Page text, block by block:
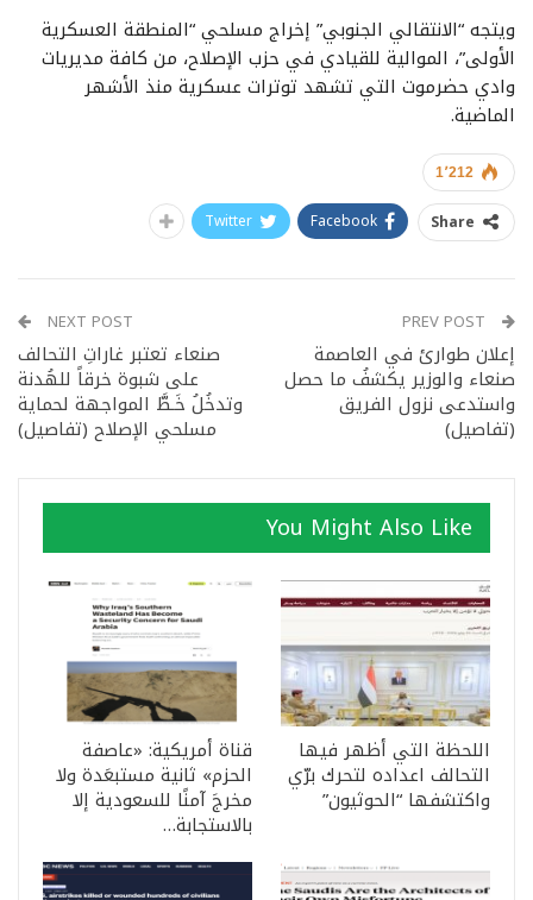
ويتجه “الانتقالي الجنوبي” إخراج مسلحي “المنطقة العسكرية
الأولى”، الموالية للقيادي في حزب الإصلاح، من كافة مديريات
وادي حضرموت التي تشهد توترات عسكرية منذ الأشهر
الماضية.
1٬212
Share
Facebook
Twitter
إعلان طوارئ في العاصمة
صنعاء والوزير يكشفُ ما حصل
واستدعى نزول الفريق
(تفاصيل)
NEXT POST
صنعاء تعتبر غاراتِ التحالف
على شبوة خرقاً للهُدنة
وتدخُلُ خَـطَّ المواجهة لحماية
مسلحي الإصلاح (تفاصيل)
You Might Also Like
اللحظة التي أظهر فيها
التحالف اعداده لتحرك برّي
واكتشفها “الحوثيون”
قناة أمريكية: «عاصفة
الحزم» ثانية مستبعَدة ولا
مخرجَ آمنًا للسعودية إلا
بالاستجابة…